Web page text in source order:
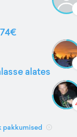
alates
pakkumised